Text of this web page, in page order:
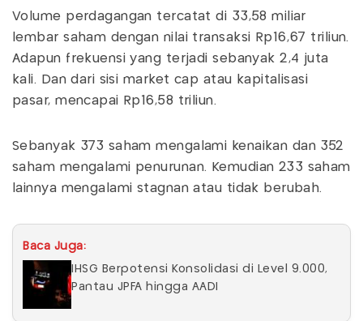
Volume perdagangan tercatat di 33,58 miliar
lembar saham dengan nilai transaksi Rp16,67 triliun.
Adapun frekuensi yang terjadi sebanyak 2,4 juta
kali. Dan dari sisi market cap atau kapitalisasi
pasar, mencapai Rp16,58 triliun.
Sebanyak 373 saham mengalami kenaikan dan 352
saham mengalami penurunan. Kemudian 233 saham
lainnya mengalami stagnan atau tidak berubah.
Baca Juga:
IHSG Berpotensi Konsolidasi di Level 9.000,
Pantau JPFA hingga AADI